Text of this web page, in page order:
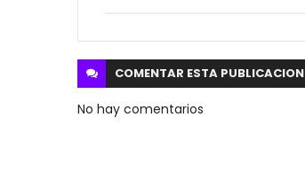
COMENTAR ESTA PUBLICACION
No hay comentarios